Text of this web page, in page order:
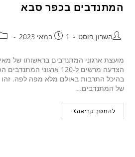
המתנדבים בכפר סבא
השרון פוסט 1 במאי 2023
מועצת ארגוני המתנדבים בראשותו של
הצדעה מרשים ל-120 ארגוני
בהיכל התרבות באולם מלא מפה לפה. זהו
של המתנדבים…
להמשך קריאה